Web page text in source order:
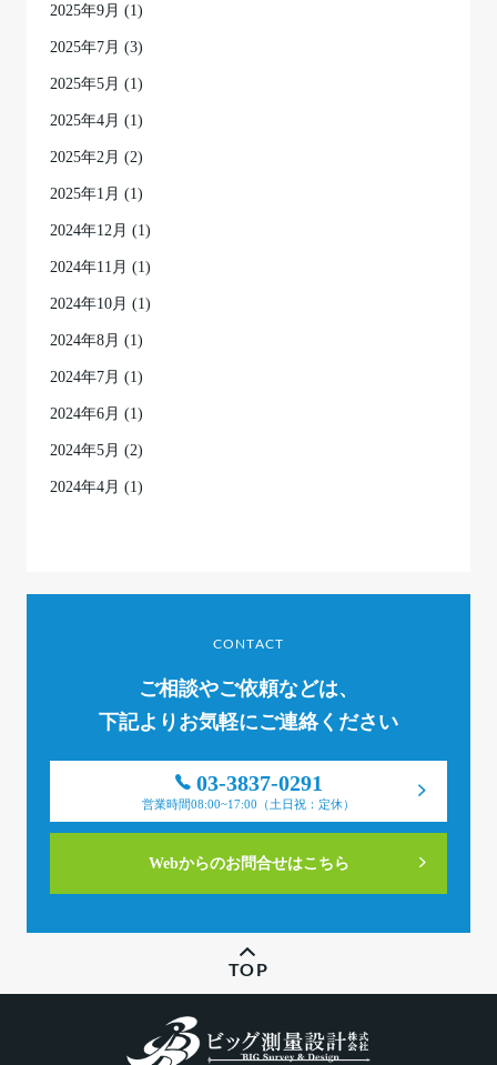
2025年9月 (1)
2025年7月 (3)
2025年5月 (1)
2025年4月 (1)
2025年2月 (2)
2025年1月 (1)
2024年12月 (1)
2024年11月 (1)
2024年10月 (1)
2024年8月 (1)
2024年7月 (1)
2024年6月 (1)
2024年5月 (2)
2024年4月 (1)
CONTACT
ご相談やご依頼などは、
下記よりお気軽にご連絡ください
03-3837-0291
営業時間08:00~17:00（土日祝：定休）
Webからのお問合せはこちら
TOP